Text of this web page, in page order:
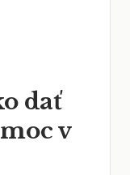
dať
v